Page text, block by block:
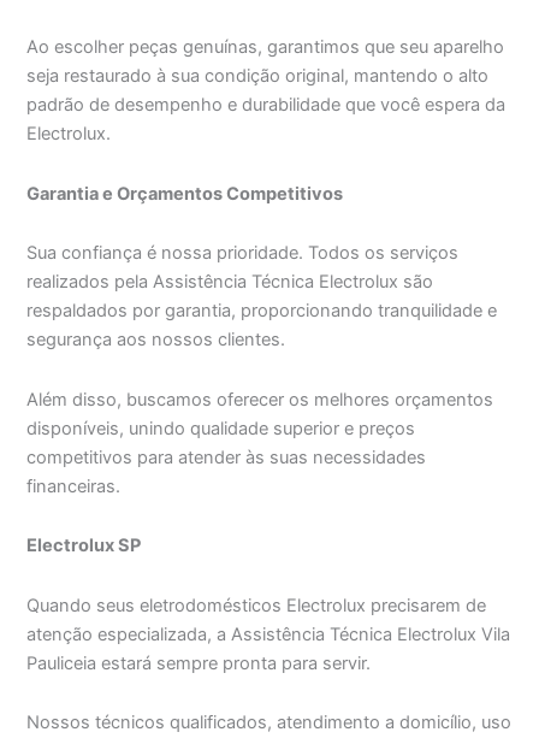
Ao escolher peças genuínas, garantimos que seu aparelho
seja restaurado à sua condição original, mantendo o alto
padrão de desempenho e durabilidade que você espera da
Electrolux.
Garantia e Orçamentos Competitivos
Sua confiança é nossa prioridade. Todos os serviços
realizados pela Assistência Técnica Electrolux são
respaldados por garantia, proporcionando tranquilidade e
segurança aos nossos clientes.
Além disso, buscamos oferecer os melhores orçamentos
disponíveis, unindo qualidade superior e preços
competitivos para atender às suas necessidades
financeiras.
Electrolux SP
Quando seus eletrodomésticos Electrolux precisarem de
atenção especializada, a Assistência Técnica Electrolux Vila
Pauliceia estará sempre pronta para servir.
Nossos técnicos qualificados, atendimento a domicílio, uso